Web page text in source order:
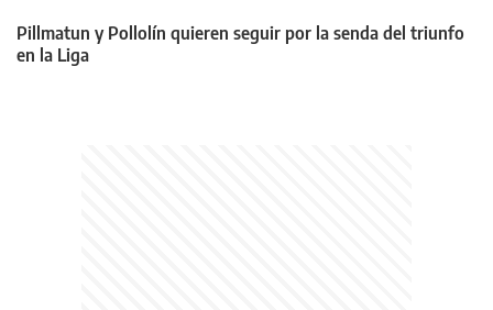
Pillmatun y Pollolín quieren seguir por la senda del triunfo
en la Liga